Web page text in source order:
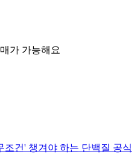
가 가능해요
건' 챙겨야 하는 단백질 공식